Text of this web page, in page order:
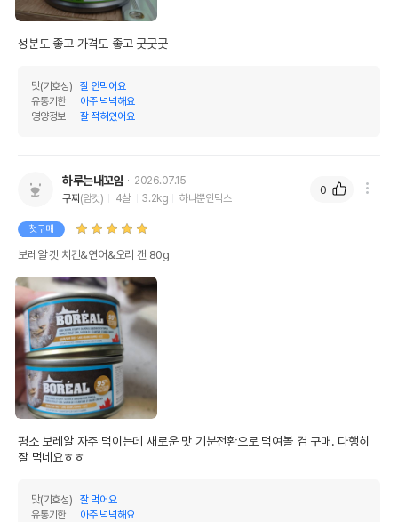
성분도 좋고 가격도 좋고 굿굿굿
맛(기호성)
잘 안먹어요
유통기한
아주 넉넉해요
영양정보
잘 적혀있어요
하루는내꼬얌
2026.07.15
구찌 (암컷) 4살 3.2kg 하나뿐인믹스
첫구매
보레알 캣 치킨&연어&오리 캔 80g
평소 보레알 자주 먹이는데 새로운 맛 기분전환으로 먹여볼 겸 구매. 다행히
잘 먹네요ㅎㅎ
맛(기호성)
잘 먹어요
유통기한
아주 넉넉해요
0